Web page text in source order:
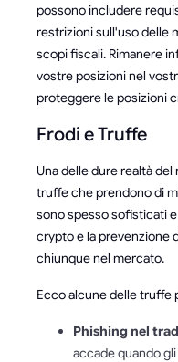
possono includere
restrizioni sull'uso delle
scopi fiscali. Rimanere
vostre posizioni nel
proteggere le posizioni
Frodi e Truffe
Una delle dure realtà
truffe che prendono di
sono spesso sofisticati
crypto e la prevenzione
chiunque nel mercato.
Ecco alcune delle truffe
Phishing nel
accade quando